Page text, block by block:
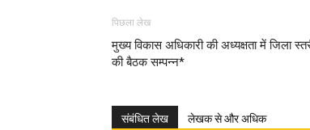
पिछला लेख
मुख्य विकास अधिकारी की अध्यक्षता में जिला
की बैठक सम्पन्न*
संबंधित लेख लेखक से और अधिक